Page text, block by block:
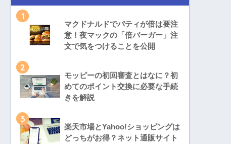
1
マクドナルドでパティが倍は要注
意！夜マックの「倍バーガー」注
文で気をつけることを公開
2
モッピーの初回審査とはなに？初
めてのポイント交換に必要な手続
きを解説
3
楽天市場とYahoo!ショッピングは
どっちがお得？ネット通販サイト